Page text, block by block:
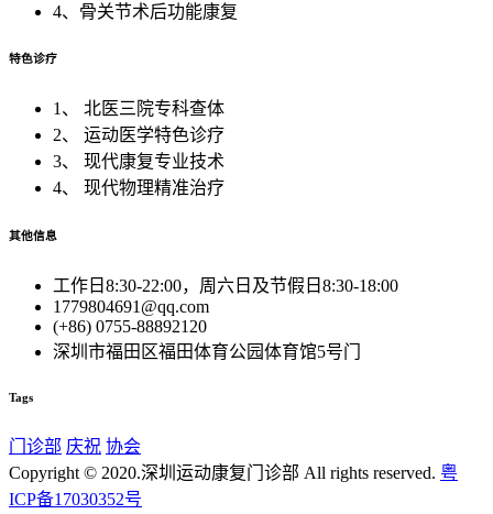
4、骨关节术后功能康复
特色诊疗
1、 北医三院专科查体
2、 运动医学特色诊疗
3、 现代康复专业技术
4、 现代物理精准治疗
其他信息
工作日8:30-22:00，周六日及节假日8:30-18:00
1779804691@qq.com
(+86) 0755-88892120
深圳市福田区福田体育公园体育馆5号门
Tags
门诊部 庆祝 协会
Copyright © 2020.深圳运动康复门诊部 All rights reserved. 粤
ICP备17030352号